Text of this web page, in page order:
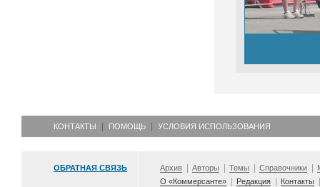
КОНТАКТЫ ПОМОЩЬ УСЛОВИЯ ИСПОЛЬЗОВАНИЯ
ОБРАТНАЯ СВЯЗЬ Архив Авторы Темы Справочники
О «Коммерсанте»
Редакция Контакты